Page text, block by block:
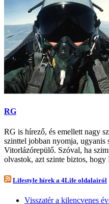
RG
RG is hírező, és emellett nagy
szinttel jobban nyomja,
Vitorlázórepülő. Szóval, ha
olvastok, azt szinte biztos, hogy
Lifestyle hírek a 4Life oldalairól
Visszatér a kilencvenes